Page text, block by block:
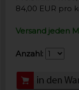
84,00 EUR pro
Versand jeden
Anzahl: